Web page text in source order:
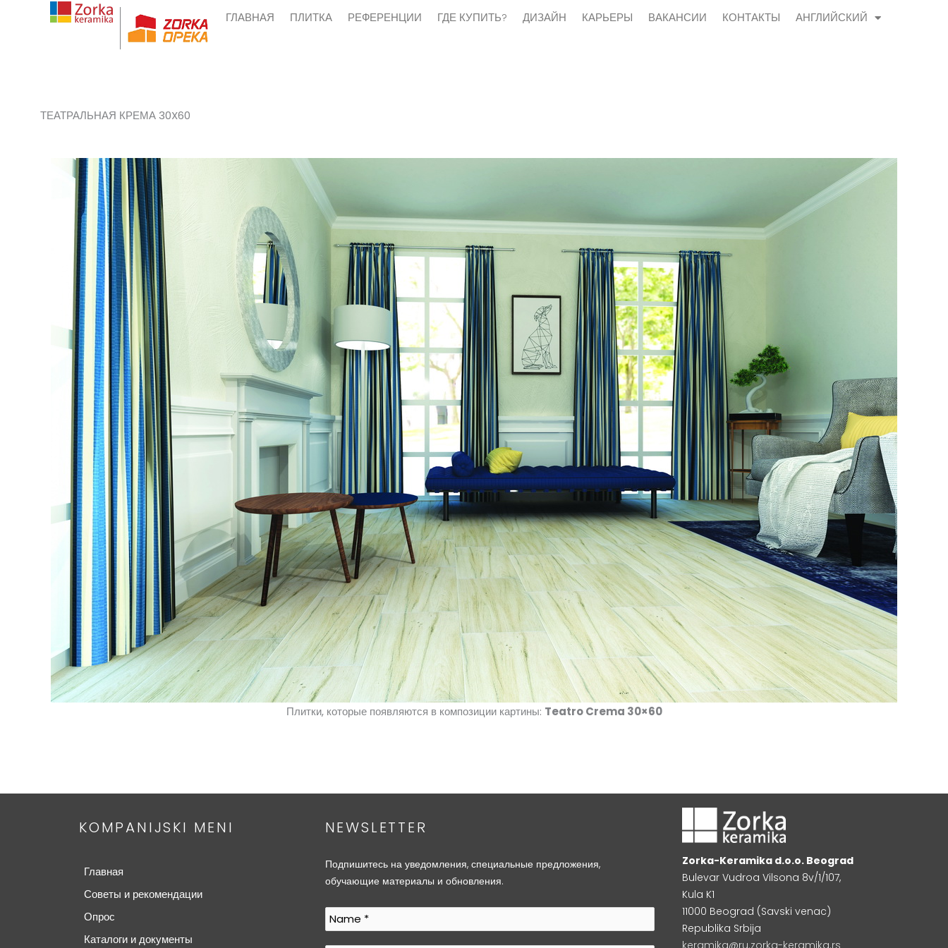
ГЛАВНАЯ ПЛИТКА РЕФЕРЕНЦИИ ГДЕ КУПИТЬ? ДИЗАЙН КАРЬЕРЫ ВАКАНСИИ КОНТАКТЫ АНГЛИЙСКИЙ
ТЕАТРАЛЬНАЯ КРЕМА 30X60
Плитки, которые появляются в композиции картины: Teatro Crema 30×60
KOMPANIJSKI MENI
Главная
Советы и рекомендации
Опрос
Каталоги и документы
NEWSLETTER
Подпишитесь на уведомления, специальные предложения,
обучающие материалы и обновления.
Zorka-Keramika d.o.o. Beograd
Bulevar Vudroa Vilsona 8v/1/107,
Kula K1
11000 Beograd (Savski venac)
Republika Srbija
keramika@ru.zorka-keramika.rs